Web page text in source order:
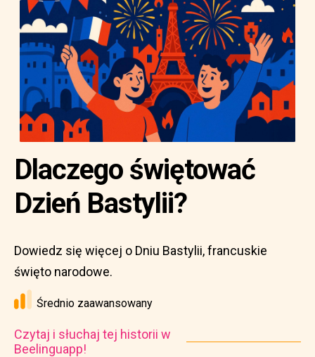
Dlaczego świętować
Dzień Bastylii?
Dowiedz się więcej o Dniu Bastylii, francuskie
święto narodowe.
Średnio zaawansowany
Czytaj i słuchaj tej historii w
Beelinguapp!